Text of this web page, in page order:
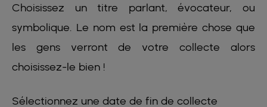
Choisissez un titre parlant, évocateur, ou
symbolique. Le nom est la première chose que
les gens verront de votre collecte alors
choisissez-le bien !
Sélectionnez une date de fin de collecte